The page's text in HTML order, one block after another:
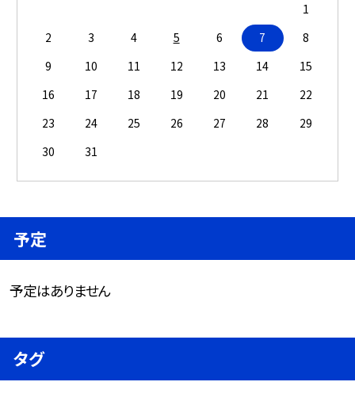
1
2
3 4 5 6 7
8
9
10 11 12 13 14
15
16
17 18 19 20 21
22
23
24 25 26 27 28
29
30
31
予定
予定はありません
タグ